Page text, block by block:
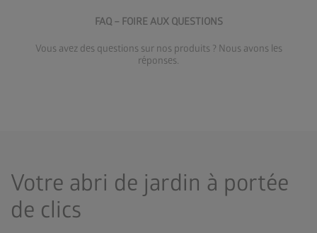
FAQ – FOIRE AUX QUESTIONS
Vous avez des questions sur nos produits ? Nous avons les
réponses.
Votre abri de jardin à portée
de clics